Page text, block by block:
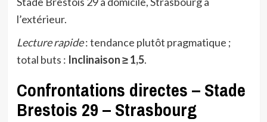
l’extérieur.
Lecture rapide: tendance plutôt pragmatique ;
total buts : Inclinaison ≥ 1,5.
Confrontations directes – Stade
Brestois 29 – Strasbourg